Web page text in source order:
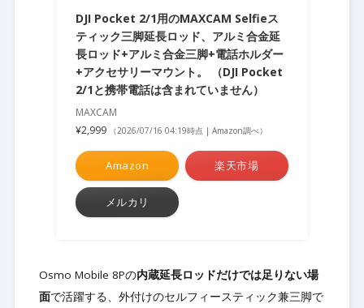
DJI Pocket 2/1用のMAXCAM Selfieス
ティック三脚延長ロッド、アルミ合金延
長ロッド+アルミ合金三脚+電話ホルダー
+アクセサリーマウント。 （DJI Pocket
2/1と携帯電話は含まれていません）
MAXCAM
¥2,999
（2026/07/16 04:19時点 | Amazon調べ）
Amazon 楽天市場
メルカリ
Osmo Mobile 8Pの内蔵延長ロッドだけでは足りない場
面で活躍する、外付けのセルフィースティック兼三脚で